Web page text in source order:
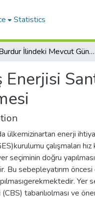
Statistics
Burdur İlindeki Mevcut Güneş Enerjisi Santrallerinin (GES) Mekansal Uygunluğunun Değerlendirilmesi
ülkemizinartan enerji
çalışmaları
seçiminin doğru
Bu sebepleyatırım öncesi
Yer
tabanlıolması ve